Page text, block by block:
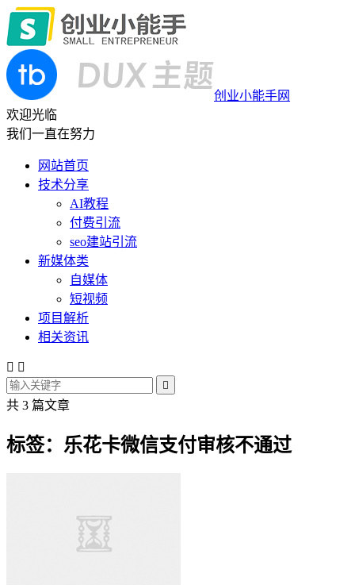
创业小能手网
欢迎光临
我们一直在努力
网站首页
技术分享
AI教程
付费引流
seo建站引流
新媒体类
自媒体
短视频
项目解析
相关资讯
 

共 3 篇文章
标签：乐花卡微信支付审核不通过